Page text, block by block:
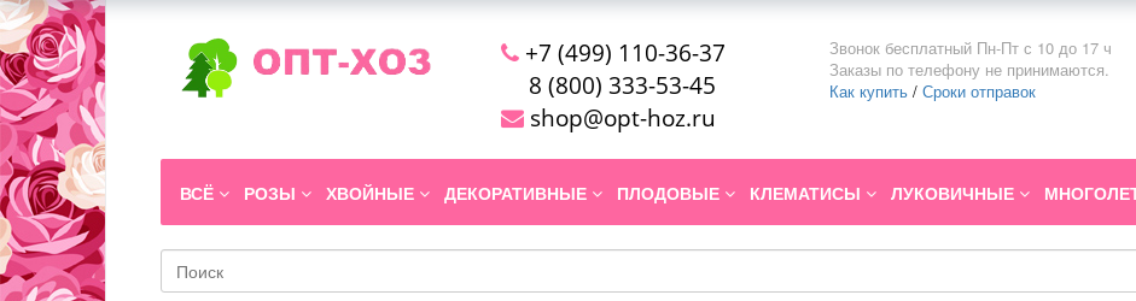
+7 (499) 110-36-37
8 (800) 333-53-45
shop@opt-hoz.ru
Звонок бесплатный Пн-Пт с 10 до 17 ч
Заказы по телефону не принимаются.
Как купить / Сроки отправок
ВСЁ РОЗЫ ХВОЙНЫЕ ДЕКОРАТИВНЫЕ ПЛОДОВЫЕ КЛЕМАТИСЫ ЛУКОВИЧНЫЕ